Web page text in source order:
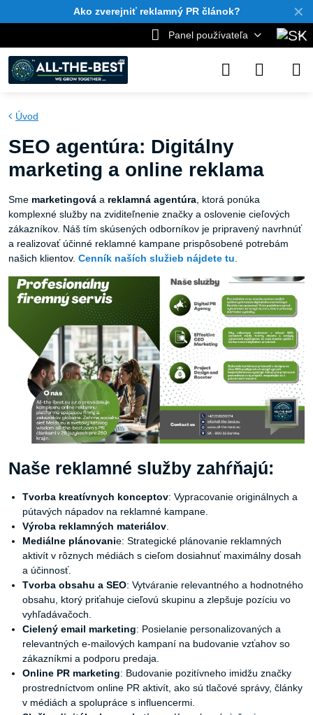
✕
Ako zverejniť reklamný PR článok?
Panel používateľa
Úvod
SEO agentúra: Digitálny
marketing a online reklama
Sme marketingová a reklamná agentúra , ktorá ponúka
komplexné služby na zviditeľnenie značky a oslovenie cieľových
zákazníkov. Náš tím skúsených odborníkov je pripravený navrhnúť
a realizovať účinné reklamné kampane prispôsobené potrebám
našich klientov. Cenník naších služieb nájdete tu
Naše reklamné služby zahŕňajú:
Tvorba kreatívnych konceptov: Vypracovanie originálnych a
pútavých nápadov na reklamné kampane.
Výroba reklamných materiálov
Mediálne plánovanie: Strategické plánovanie reklamných
aktivít v rôznych médiách s cieľom dosiahnuť maximálny dosah
a účinnosť.
Tvorba obsahu a SEO: Vytváranie relevantného a hodnotného
obsahu, ktorý priťahuje cieľovú skupinu a zlepšuje pozíciu vo
vyhľadávačoch.
Cielený email marketing: Posielanie personalizovaných a
relevantných e-mailových kampaní na budovanie vzťahov so
zákazníkmi a podporu predaja.
Online PR marketing: Budovanie pozitívneho imidžu značky
prostredníctvom online PR aktivít, ako sú tlačové správy, články
v médiách a spolupráce s influencermi.